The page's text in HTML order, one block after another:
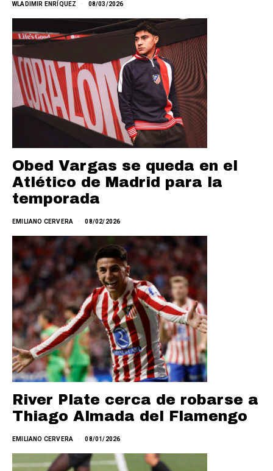
WLADIMIR ENRÍQUEZ 08/03/2026
Obed Vargas se queda en el
Atlético de Madrid para la
temporada
EMILIANO CERVERA 08/02/2026
River Plate cerca de robarse a
Thiago Almada del Flamengo
EMILIANO CERVERA 08/01/2026